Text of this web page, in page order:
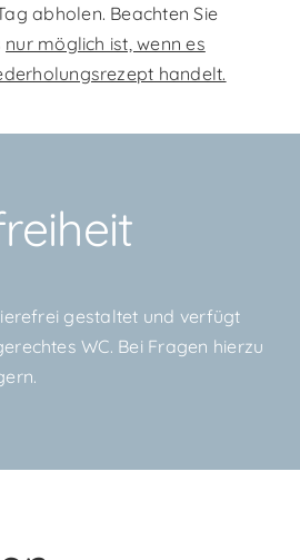
abholen. Beachten Sie
nur möglich ist, wenn es
handelt.
gestaltet und verfügt
WC. Bei Fragen hierzu